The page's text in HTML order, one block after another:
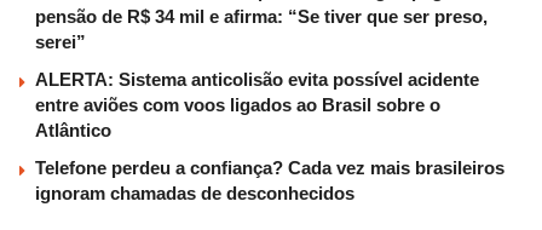
pensão de R$ 34 mil e afirma: “Se tiver que ser preso,
serei”
ALERTA: Sistema anticolisão evita possível acidente
entre aviões com voos ligados ao Brasil sobre o
Atlântico
Telefone perdeu a confiança? Cada vez mais brasileiros
ignoram chamadas de desconhecidos